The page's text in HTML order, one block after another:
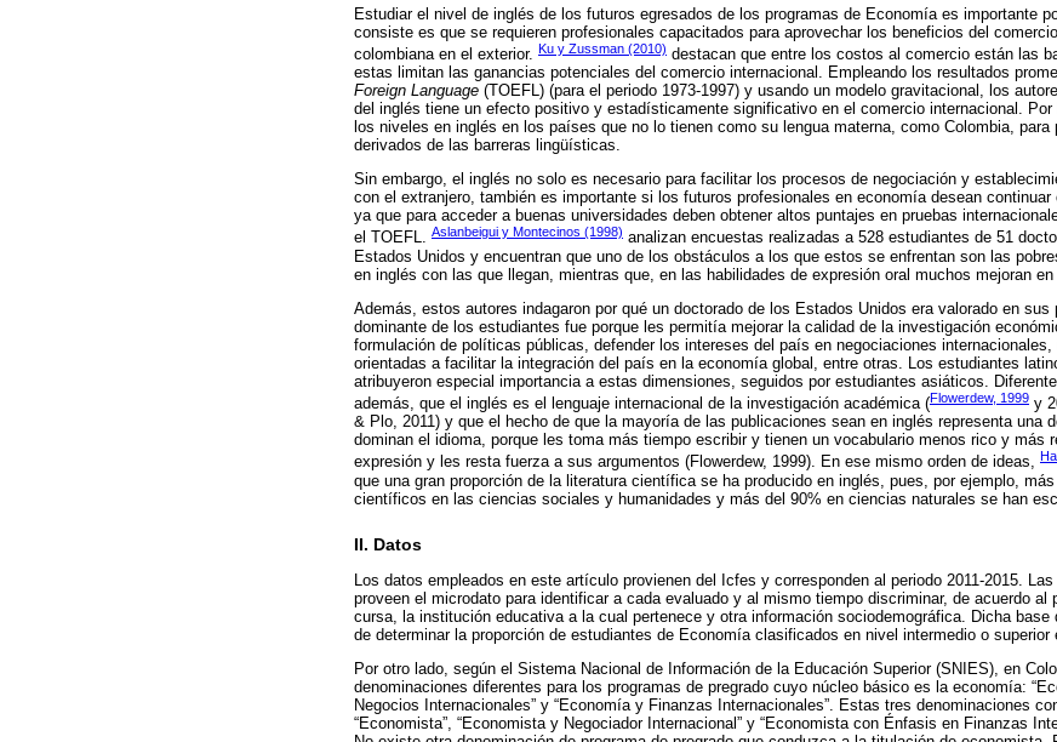
Estudiar el nivel de inglés de los futuros egresados de los programas de Economía es importante
consiste es que se requieren profesionales capacitados para aprovechar los beneficios del
colombiana en el exterior. Ku y Zussman (2010) destacan que entre los costos al comercio están las
estas limitan las ganancias potenciales del comercio internacional. Empleando los resultados
Foreign Language (TOEFL) (para el periodo 1973-1997) y usando un modelo gravitacional, los
del inglés tiene un efecto positivo y estadísticamente significativo en el comercio internacional. Por
los niveles en inglés en los países que no lo tienen como su lengua materna, como Colombia, para
derivados de las barreras lingüísticas.
Sin embargo, el inglés no solo es necesario para facilitar los procesos de negociación y
con el extranjero, también es importante si los futuros profesionales en economía desean
ya que para acceder a buenas universidades deben obtener altos puntajes en pruebas
el TOEFL. Aslanbeigui y Montecinos (1998) analizan encuestas realizadas a 528 estudiantes de 51
Estados Unidos y encuentran que uno de los obstáculos a los que estos se enfrentan son las
en inglés con las que llegan, mientras que, en las habilidades de expresión oral muchos mejoran en
Además, estos autores indagaron por qué un doctorado de los Estados Unidos era valorado en
dominante de los estudiantes fue porque les permitía mejorar la calidad de la investigación
formulación de políticas públicas, defender los intereses del país en negociaciones internacionales,
orientadas a facilitar la integración del país en la economía global, entre otras. Los estudiantes
atribuyeron especial importancia a estas dimensiones, seguidos por estudiantes asiáticos.
además, que el inglés es el lenguaje internacional de la investigación académica (Flowerdew, 1999 y
& Plo, 2011) y que el hecho de que la mayoría de las publicaciones sean en inglés representa una
dominan el idioma, porque les toma más tiempo escribir y tienen un vocabulario menos rico y más
expresión y les resta fuerza a sus argumentos (Flowerdew, 1999). En ese mismo orden de ideas,
que una gran proporción de la literatura científica se ha producido en inglés, pues, por ejemplo,
científicos en las ciencias sociales y humanidades y más del 90% en ciencias naturales se han
II. Datos
Los datos empleados en este artículo provienen del Icfes y corresponden al periodo 2011-2015.
proveen el microdato para identificar a cada evaluado y al mismo tiempo discriminar, de acuerdo al
cursa, la institución educativa a la cual pertenece y otra información sociodemográfica. Dicha
de determinar la proporción de estudiantes de Economía clasificados en nivel intermedio o superior
Por otro lado, según el Sistema Nacional de Información de la Educación Superior (SNIES), en
denominaciones diferentes para los programas de pregrado cuyo núcleo básico es la economía:
Negocios Internacionales” y “Economía y Finanzas Internacionales”. Estas tres denominaciones
“Economista”, “Economista y Negociador Internacional” y “Economista con Énfasis en Finanzas